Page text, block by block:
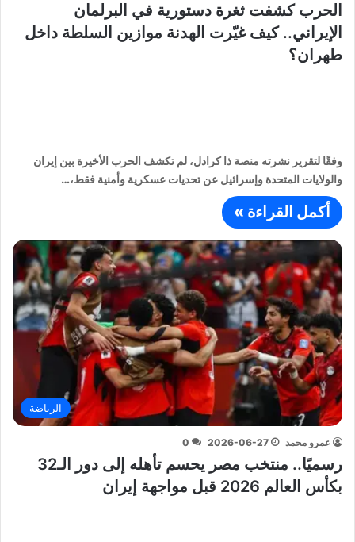
الحرب كشفت ثغرة دستورية في البرلمان
الإيراني.. كيف غيّرت الهدنة موازين السلطة داخل
طهران؟
وفقًا لتقرير نشرته منصة ذا كرادل، لم تكشف الحرب الأخيرة بين إيران
والولايات المتحدة وإسرائيل عن تحديات عسكرية وأمنية فقط،…
أكمل القراءة »
الرياضة
عمرو محمد 2026-06-27
0
رسميًا.. منتخب مصر يحسم تأهله إلى دور الـ32
بكأس العالم 2026 قبل مواجهة إيران